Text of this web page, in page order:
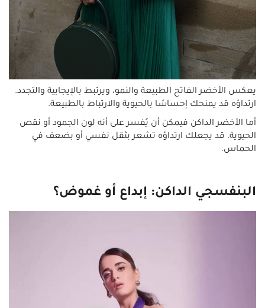
يعكس الأخضر الفاتح الطبيعة والنمو، ويرتبط بالإيجابية والتجدد.
ارتداؤه قد يمنحك إحساسًا بالحيوية والارتباط بالطبيعة.
أما الأخضر الداكن فيمكن أن يُفسر على أنه لون الجمود أو نقص
الحيوية. قد يجعلك ارتداؤه تشعر بثقل نفسي أو بضعف في
الحماس.
البنفسجي الداكن: إبداع أو غموض؟